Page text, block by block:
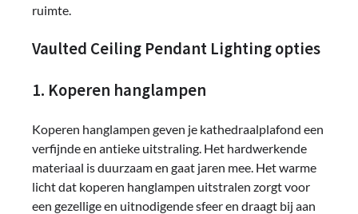
ruimte.
Vaulted Ceiling Pendant Lighting opties
1. Koperen hanglampen
Koperen hanglampen geven je kathedraalplafond een
verfijnde en antieke uitstraling. Het hardwerkende
materiaal is duurzaam en gaat jaren mee. Het warme
licht dat koperen hanglampen uitstralen zorgt voor
een gezellige en uitnodigende sfeer en draagt bij aan